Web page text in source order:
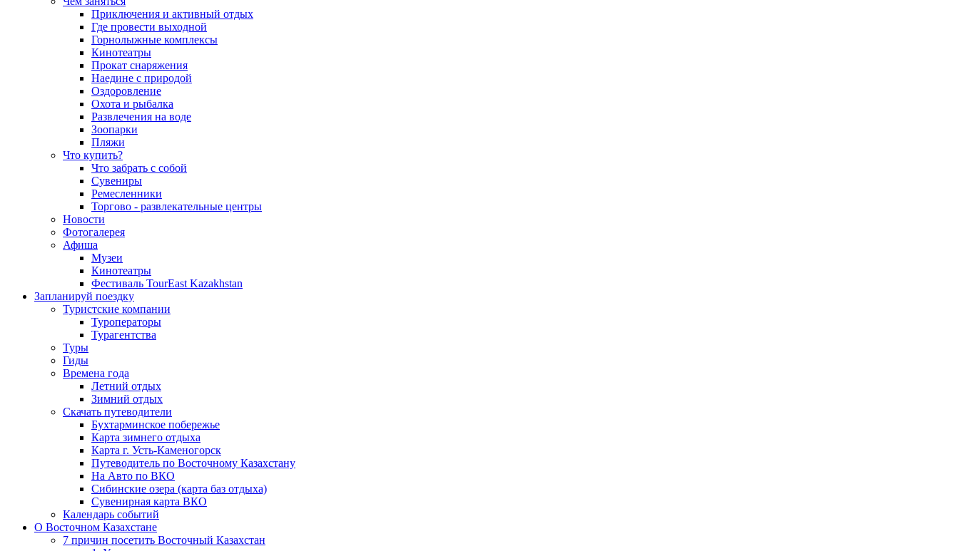
Приключения и активный отдых
Где провести выходной
Горнолыжные комплексы
Кинотеатры
Прокат снаряжения
Наедине с природой
Оздоровление
Охота и рыбалка
Развлечения на воде
Зоопарки
Пляжи
Что купить?
Что забрать с собой
Сувениры
Ремесленники
Торгово - развлекательные центры
Новости
Фотогалерея
Афиша
Музеи
Кинотеатры
Фестиваль TourEast Kazakhstan
Запланируй поездку
Туристские компании
Туроператоры
Турагентства
Туры
Гиды
Времена года
Летний отдых
Зимний отдых
Скачать путеводители
Бухтарминское побережье
Карта зимнего отдыха
Карта г. Усть-Каменогорск
Путеводитель по Восточному Казахстану
На Авто по ВКО
Сибинские озера (карта баз отдыха)
Сувенирная карта ВКО
Календарь событий
О Восточном Казахстане
7 причин посетить Восточный Казахстан